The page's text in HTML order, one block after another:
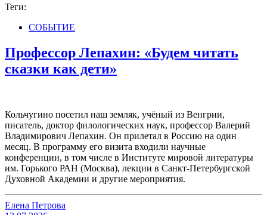
Теги:
СОБЫТИЕ
Профессор Лепахин: «Будем читать
сказки как дети»
Кольчугино посетил наш земляк, учёный из Венгрии,
писатель, доктор филологических наук, профессор Валерий
Владимирович Лепахин. Он прилетал в Россию на один
месяц. В программу его визита входили научные
конференции, в том числе в Институте мировой литературы
им. Горького РАН (Москва), лекции в Санкт-Петербургской
Духовной Академии и другие мероприятия.
Елена Петрова